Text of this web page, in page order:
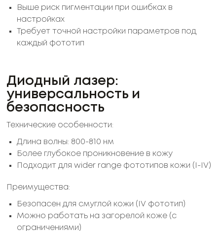
Выше риск пигментации при ошибках в
настройках
Требует точной настройки параметров под
каждый фототип
Диодный лазер:
универсальность и
безопасность
Технические особенности:
Длина волны: 800-810 нм
Более глубокое проникновение в кожу
Подходит для wider range фототипов кожи (I-IV)
Преимущества:
Безопасен для смуглой кожи (IV фототип)
Можно работать на загорелой коже (с
ограничениями)